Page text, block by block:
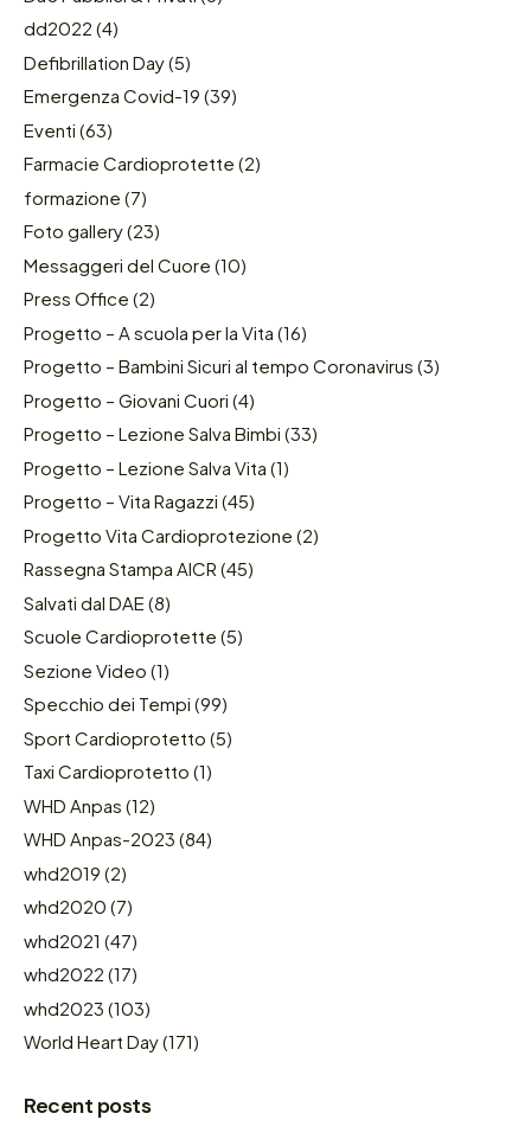
dd2022 (4)
Defibrillation Day(5)
Emergenza Covid-19 (39)
Eventi (63)
Farmacie Cardioprotette (2)
formazione (7)
Foto gallery(23)
Messaggeri del Cuore (10)
Press Office (2)
Progetto – A scuola per la Vita (16)
Progetto – Bambini Sicuri al tempo Coronavirus (3)
Progetto – Giovani Cuori (4)
Progetto – Lezione Salva Bimbi (33)
Progetto – Lezione Salva Vita (1)
Progetto – Vita Ragazzi (45)
Progetto Vita Cardioprotezione (2)
Rassegna Stampa AICR (45)
Salvati dal DAE (8)
Scuole Cardioprotette (5)
Sezione Video (1)
Specchio dei Tempi (99)
Sport Cardioprotetto (5)
Taxi Cardioprotetto (1)
WHD Anpas (12)
WHD Anpas-2023 (84)
whd2019 (2)
whd2020 (7)
whd2021 (47)
whd2022 (17)
whd2023 (103)
World Heart Day(171)
Recent posts